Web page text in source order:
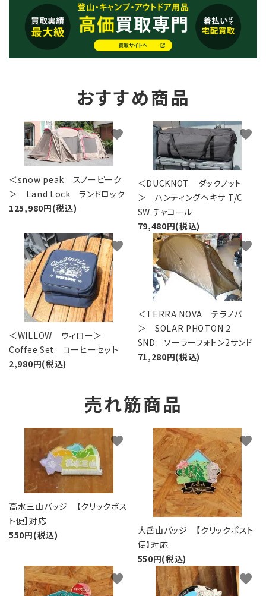
おすすめ商品
＜snow peak スノーピーク
＞ Land Lock ランドロック
125,980円(税込)
favorite
＜DUCKNOT ダックノット
＞ ハンティングヘキサ T/C
SW チャコール
79,480円(税込)
favorite
＜WILLOW ウィロー＞
Coffee Set コーヒーセット
2,980円(税込)
favorite
＜TERRA NOVA テラノバ
＞ SOLAR PHOTON 2
SND ソーラーフォトン2サンド
71,280円(税込)
favorite
売れ筋商品
高水三山バッジ 【クリックポス
ト便】対応
550円(税込)
favorite
大岳山バッジ 【クリックポスト
便】対応
550円(税込)
favorite
favorite favorite